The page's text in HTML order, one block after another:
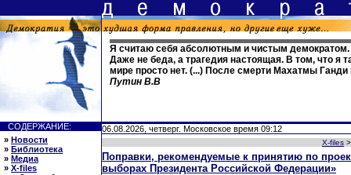
Я считаю себя абсолютным и чистым
Даже не беда, а трагедия настоящая. В том, что я
мире просто нет. (...) После смерти Махатмы Ганди
Путин В.В
СОДЕРЖАНИЕ:
» Новости
» Библиотека
» Медиа
» X-files
06.08.2026, четверг. Московское время 09:12
X-files
Поправки, рекомендуемые к принятию по
выборах Президента Российской Федерации»